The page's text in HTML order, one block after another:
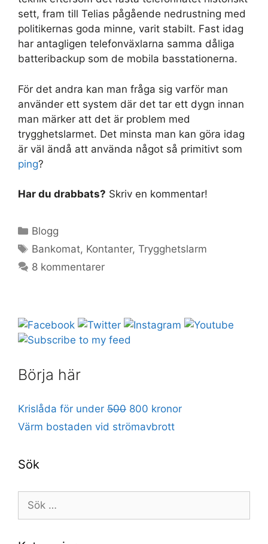
sett, fram till Telias pågående nedrustning med
politikernas goda minne, varit stabilt. Fast idag
har antagligen telefonväxlarna samma dåliga
batteribackup som de mobila basstationerna.
För det andra kan man fråga sig varför man
använder ett system där det tar ett dygn innan
man märker att det är problem med
trygghetslarmet. Det minsta man kan göra idag
är väl ändå att använda något så primitivt som
ping?
Har du drabbats? Skriv en kommentar!
Kategorier
Blogg
Etiketter
Bankomat, Kontanter,Trygghetslarm
8 kommentarer
Börja här
Krislåda för under 500 800 kronor
Värm bostaden vid strömavbrott
Sök
Sök
efter: